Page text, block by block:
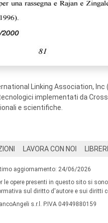
Linking Association,
implementati da
e scientifiche.
LAVORA CON NOI
aggiornamento: 24/06/2026
le opere presenti in questo sito si
sul diritto d'autore e sui diritti
s.r.l. P.IVA 04949880159